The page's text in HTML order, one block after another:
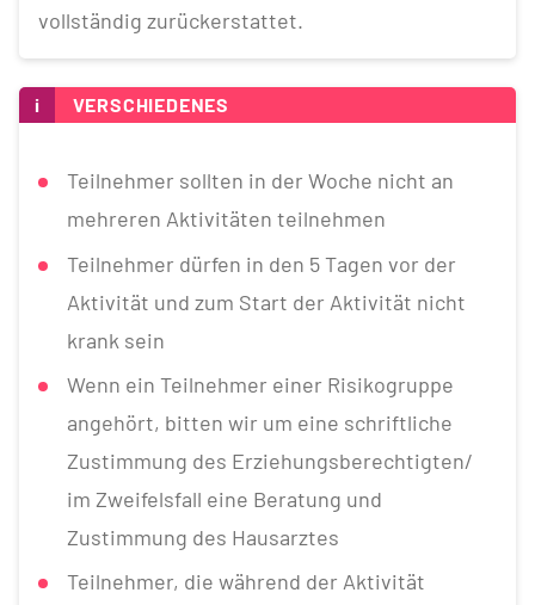
vollständig zurückerstattet.
i VERSCHIEDENES
Teilnehmer sollten in der Woche nicht an
mehreren Aktivitäten teilnehmen
Teilnehmer dürfen in den 5 Tagen vor der
Aktivität und zum Start der Aktivität nicht
krank sein
Wenn ein Teilnehmer einer Risikogruppe
angehört, bitten wir um eine schriftliche
Zustimmung des Erziehungsberechtigten/
im Zweifelsfall eine Beratung und
Zustimmung des Hausarztes
Teilnehmer, die während der Aktivität